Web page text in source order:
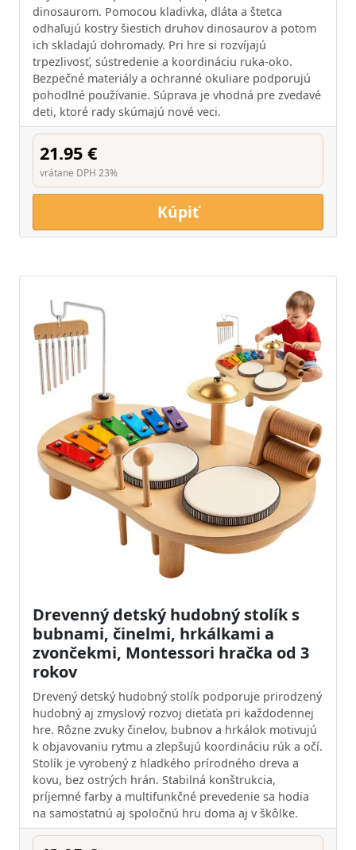
dinosaurom. Pomocou kladivka, dláta a štetca
odhaľujú kostry šiestich druhov dinosaurov a potom
ich skladajú dohromady. Pri hre si rozvíjajú
trpezlivosť, sústredenie a koordináciu ruka-oko.
Bezpečné materiály a ochranné okuliare podporujú
pohodlné používanie. Súprava je vhodná pre zvedavé
deti, ktoré rady skúmajú nové veci.
21.95 €
vrátane DPH 23%
Kúpiť
Drevenný detský hudobný stolík s
bubnami, činelmi, hrkálkami a
zvončekmi, Montessori hračka od 3
rokov
Drevený detský hudobný stolík podporuje prirodzený
hudobný aj zmyslový rozvoj dieťaťa pri každodennej
hre. Rôzne zvuky činelov, bubnov a hrkálok motivujú
k objavovaniu rytmu a zlepšujú koordináciu rúk a očí.
Stolík je vyrobený z hladkého prírodného dreva a
kovu, bez ostrých hrán. Stabilná konštrukcia,
príjemné farby a multifunkčné prevedenie sa hodia
na samostatnú aj spoločnú hru doma aj v škôlke.